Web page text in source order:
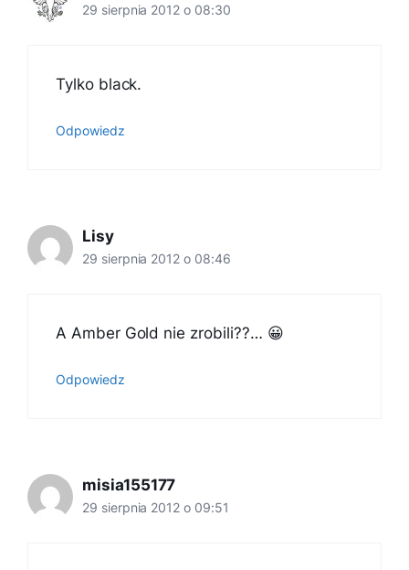
29 sierpnia 2012 o 08:30
Tylko black.
Odpowiedz
Lisy
29 sierpnia 2012 o 08:46
A Amber Gold nie zrobili??… 😀
Odpowiedz
misia155177
29 sierpnia 2012 o 09:51